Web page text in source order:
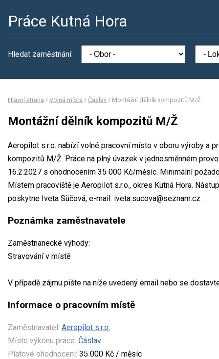
Práce Kutná Hora
Hledat zaměstnání
Hlavní strana / Volná místa / Čáslav / Montážní dělník kompozitů M/Ž
Montážní dělník kompozitů M/Ž
Aeropilot s.r.o. nabízí volné pracovní místo v oboru výroby a
kompozitů M/Ž. Práce na plný úvazek v jednosměnném
16.2.2027 s ohodnocením 35 000 Kč/měsíc. Minimální
Místem pracoviště je Aeropilot s.r.o., okres Kutná Hora.
poskytne Iveta Süčová, e-mail: iveta.sucova@seznam.cz.
Poznámka zaměstnavatele
Zaměstnanecké výhody:
Stravování v místě
V případě zájmu pište na níže uvedený email nebo se
Informace o pracovním místě
Zaměstnavatel: Aeropilot s.r.o.
Místo výkonu práce: Čáslav
Platové ohodnocení: 35 000 Kč / měsíc